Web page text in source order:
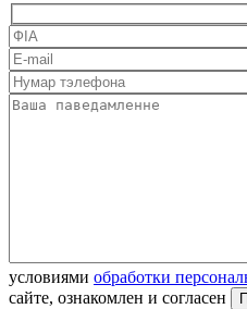
условиями обработки
сайте, ознакомлен и согласен